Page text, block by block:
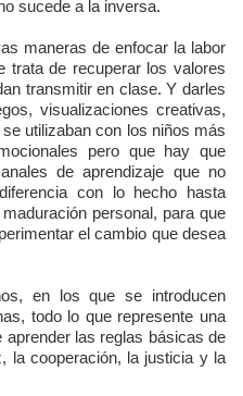
sucede a la inversa.
maneras de enfocar la labor
trata de recuperar los valores
transmitir en clase. Y darles
visualizaciones creativas,
utilizaban con los niños más
pero que hay que
de aprendizaje que no
con lo hecho hasta
personal, para que
el cambio que desea
en los que se introducen
todo lo que represente una
las reglas básicas de
la cooperación, la justicia y la